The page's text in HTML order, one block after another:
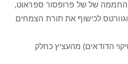
החממה של של פרופסור ספראוט,
לכישוף את תורת הצמחים
הדודאים) מהעציץ כחלק